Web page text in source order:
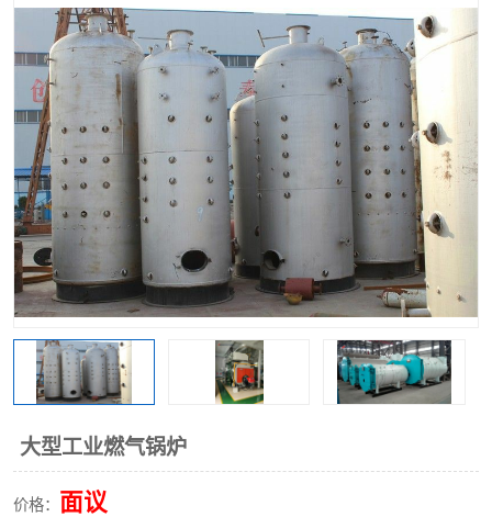
大型工业燃气锅炉
价格： 面议